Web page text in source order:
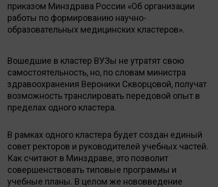
приказом Минздрава России «Об организации
работы по формированию научно-
образовательных медицинских кластеров».
Вошедшие в кластер ВУЗы не утратят свою
самостоятельность, но, по словам министра
здравоохранения Вероники Скворцовой, получат
возможность транслировать передовой опыт в
пределах одного кластера.
В рамках одного кластера будет создан единый
совет ректоров и руководителей учебных частей.
Как считают в Минздраве, это позволит
совершенствовать типовые программы и
учебные планы. В целом же нововведение